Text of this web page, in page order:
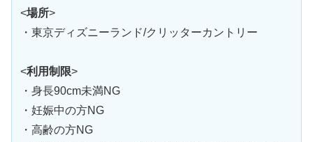
<場所>
・東京ディズニーランド/クリッターカントリー
<利用制限>
・身長90cm未満NG
・妊娠中の方NG
・高齢の方NG